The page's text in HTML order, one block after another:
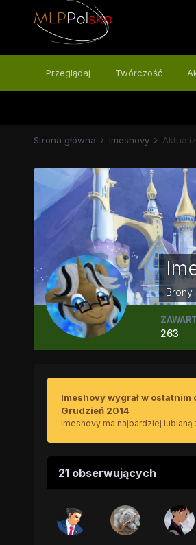
Przeglądaj Twórczość
Strona główna Imeshovy
Brony
263
Imeshovy wygrał w ostatnim
Grudzień 2014
Imeshovy ma najbardziej lubianą
21 obserwujących